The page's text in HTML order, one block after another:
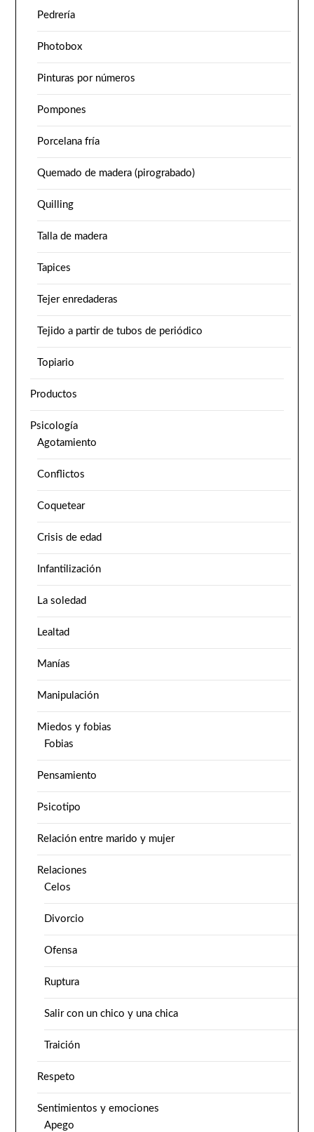
Pedrería
Photobox
Pinturas por números
Pompones
Porcelana fría
Quemado de madera (pirograbado)
Quilling
Talla de madera
Tapices
Tejer enredaderas
Tejido a partir de tubos de periódico
Topiario
Productos
Psicología
Agotamiento
Conflictos
Coquetear
Crisis de edad
Infantilización
La soledad
Lealtad
Manías
Manipulación
Miedos y fobias
Fobias
Pensamiento
Psicotipo
Relación entre marido y mujer
Relaciones
Celos
Divorcio
Ofensa
Ruptura
Salir con un chico y una chica
Traición
Respeto
Sentimientos y emociones
Apego